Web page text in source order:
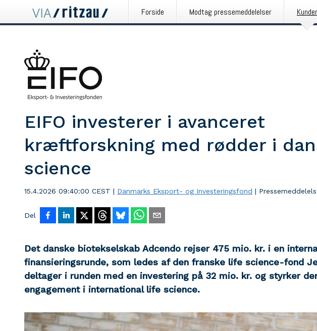
Forside Modtag pressemeddelelser Kunder
EIFO investerer i avanceret
kræftforskning med rødder i
science
15.4.2026 09:40:00 CEST | Danmarks Eksport- og Investeringsfond |
Del
Det danske biotekselskab Adcendo rejser 475 mio. kr. i en
finansieringsrunde, som ledes af den franske life science-fond
deltager i runden med en investering på 32 mio. kr. og styrker
engagement i international life science.